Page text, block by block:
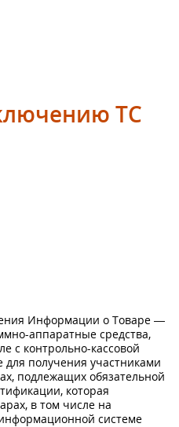
ТС
Информации о Товаре —
аппаратные средства,
с контрольно-кассовой
получения участниками
подлежащих обязательной
которая
в том числе на
системе